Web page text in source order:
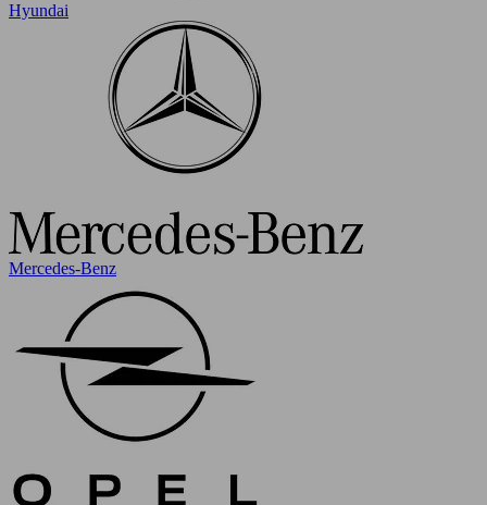
Hyundai
Mercedes-Benz